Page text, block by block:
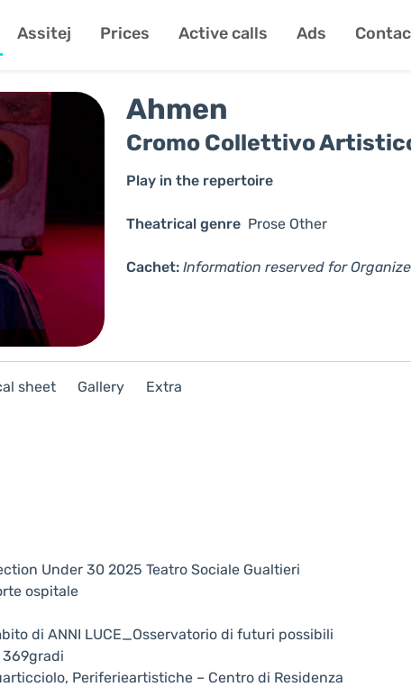
Assitej Prices Active calls Ads
Ahmen
Cromo Collettivo
Play in the repertoire
Theatrical genre Prose Other
Cachet: Information reserved for
sheet Gallery Extra
Under 30 2025 Teatro Sociale Gualtieri
ospitale
di ANNI LUCE_Osservatorio di futuri possibili
Periferieartistiche – Centro di Residenza